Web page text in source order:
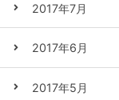
2017年7月
2017年6月
2017年5月